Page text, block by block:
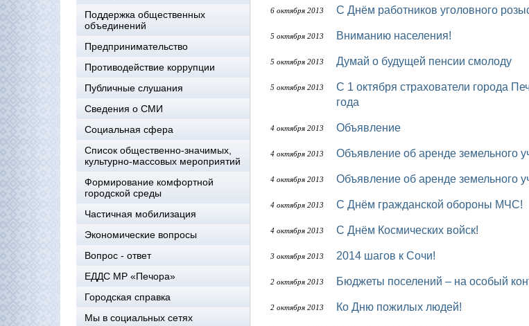
Поддержка общественных
объединений
Предпринимательство
Противодействие коррупции
Публичные слушания
Сведения о СМИ
Социальная сфера
Список общественно-значимых,
культурно-массовых мероприятий
Формирование комфортной
городской среды
Частичная мобилизация
Экономические вопросы
Вопрос - ответ
ЕДДС МР «Печора»
Городская справка
Мы в социальных сетях
6 октября 2013 С Днём работников уголовного
5 октября 2013 Вниманию населения!
5 октября 2013 Думай о будущей пенсии смолоду
5 октября 2013
С 1 октября страхователи города Печоры Республики Коми отчитываются за девять месяцев 2013
года
4 октября 2013 Объявление
4 октября 2013 Объявление об аренде земельного
4 октября 2013 Объявление об аренде земельного
4 октября 2013 С Днём гражданской обороны МЧС!
4 октября 2013 С Днём Космических войск!
3 октября 2013 2014 шагов к Сочи!
2 октября 2013 Бюджеты поселений – на особый
2 октября 2013 Ко Дню пожилых людей!